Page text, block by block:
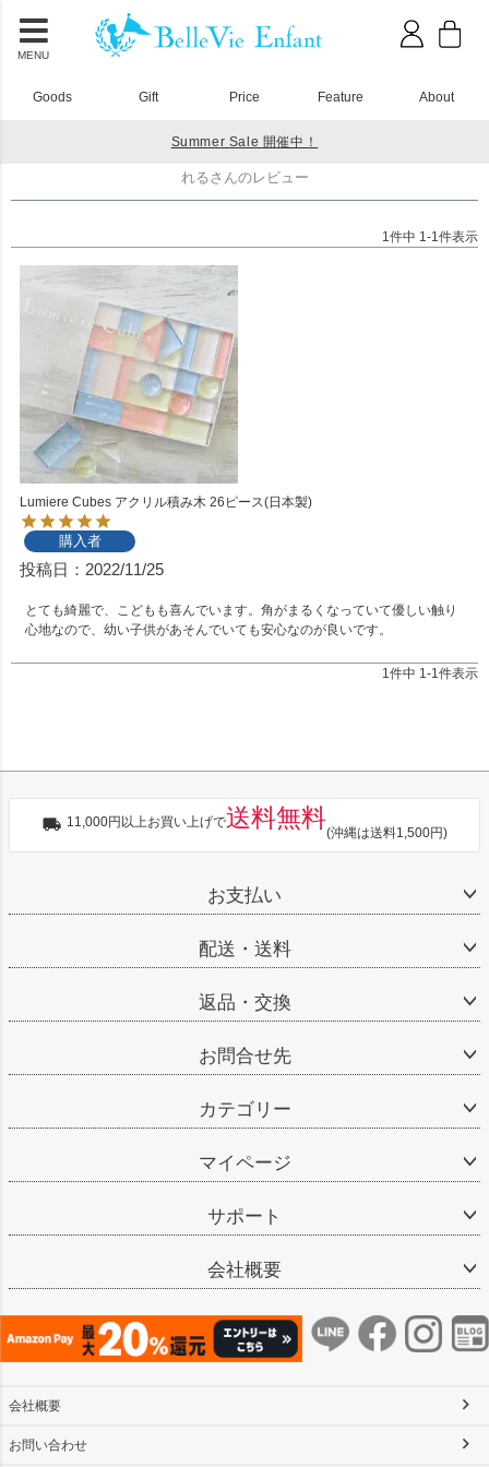
MENU
Goods Gift Price Feature About
Summer Sale 開催中！
れるさんのレビュー
1 件中 1 -1 件表示
Lumiere Cubes アクリル積み木 26ピース(日本製)
購入者
投稿日 2022/11/25
とても綺麗で、こどもも喜んでいます。角がまるくなっていて優しい触り
心地なので、幼い子供があそんでいても安心なのが良いです。
1 件中 1 -1 件表示
11,000円以上お買い上げで送料無料
(沖縄は送料1,500円)
お支払い
配送・送料
返品・交換
お問合せ先
カテゴリー
マイページ
サポート
会社概要
会社概要
お問い合わせ